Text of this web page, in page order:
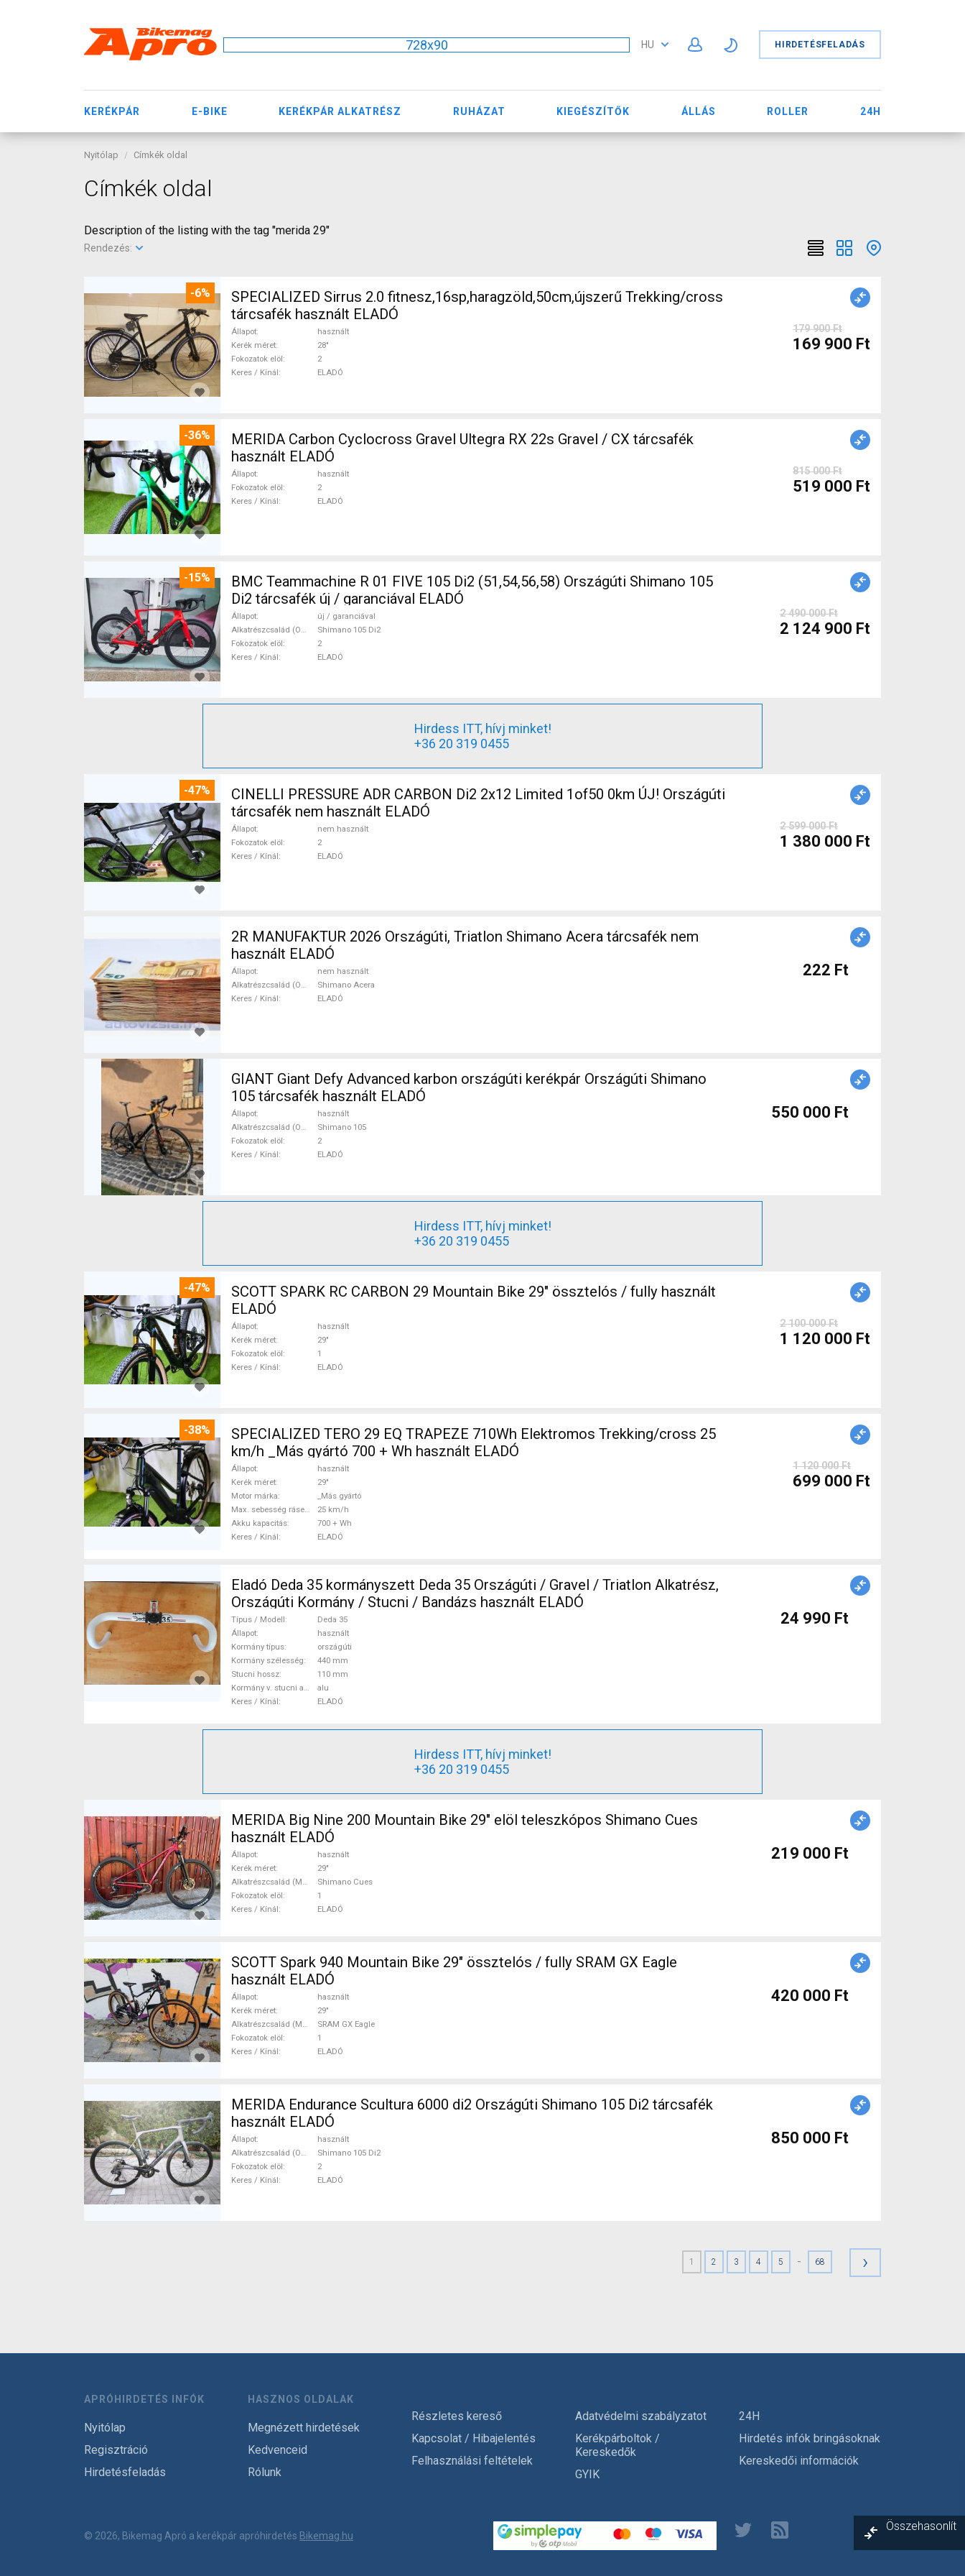
728x90 HU HIRDETÉSFELADÁS
KERÉKPÁR E-BIKE KERÉKPÁR ALKATRÉSZ RUHÁZAT KIEGÉSZÍTŐK ÁLLÁS ROLLER 24H
Nyitólap Címkék oldal
Címkék oldal
Description of the listing with the tag "merida 29"
Rendezés:
-6%
SPECIALIZED Sirrus 2.0 fitnesz,16sp,haragzöld,50cm,újszerű Trekking/cross
tárcsafék használt ELADÓ
Állapot
használt
Kerék méret
28"
Fokozatok elöl
2
Keres / Kínál
ELADÓ
179 900 Ft
169 900 Ft
-36%
MERIDA Carbon Cyclocross Gravel Ultegra RX 22s Gravel / CX tárcsafék
használt ELADÓ
Állapot
használt
Fokozatok elöl
2
Keres / Kínál
ELADÓ
815 000 Ft
519 000 Ft
-15%
BMC Teammachine R 01 FIVE 105 Di2 (51,54,56,58) Országúti Shimano 105
Di2 tárcsafék új / garanciával ELADÓ
Állapot
új / garanciával
Alkatrészcsalád (Outi)
Shimano 105 Di2
Fokozatok elöl
2
Keres / Kínál
ELADÓ
2 490 000 Ft
2 124 900 Ft
Hirdess ITT, hívj minket!
+36 20 319 0455
-47%
CINELLI PRESSURE ADR CARBON Di2 2x12 Limited 1of50 0km ÚJ! Országúti
tárcsafék nem használt ELADÓ
Állapot
nem használt
Fokozatok elöl
2
Keres / Kínál
ELADÓ
2 599 000 Ft
1 380 000 Ft
2R MANUFAKTUR 2026 Országúti, Triatlon Shimano Acera tárcsafék nem
használt ELADÓ
Állapot
nem használt
Alkatrészcsalád (Outi)
Shimano Acera
Keres / Kínál
ELADÓ
222 Ft
GIANT Giant Defy Advanced karbon országúti kerékpár Országúti Shimano
105 tárcsafék használt ELADÓ
Állapot
használt
Alkatrészcsalád (Outi)
Shimano 105
Fokozatok elöl
2
Keres / Kínál
ELADÓ
550 000 Ft
Hirdess ITT, hívj minket!
+36 20 319 0455
-47%
SCOTT SPARK RC CARBON 29 Mountain Bike 29" össztelós / fully használt
ELADÓ
Állapot
használt
Kerék méret
29"
Fokozatok elöl
1
Keres / Kínál
ELADÓ
2 100 000 Ft
1 120 000 Ft
-38%
SPECIALIZED TERO 29 EQ TRAPEZE 710Wh Elektromos Trekking/cross 25
km/h _Más gyártó 700 + Wh használt ELADÓ
Állapot
használt
Kerék méret
29"
Motor márka
_Más gyártó
Max. sebesség rásegítéssel
25 km/h
Akku kapacitás
700 + Wh
Keres / Kínál
ELADÓ
1 120 000 Ft
699 000 Ft
Eladó Deda 35 kormányszett Deda 35 Országúti / Gravel / Triatlon Alkatrész,
Országúti Kormány / Stucni / Bandázs használt ELADÓ
Típus / Modell
Deda 35
Állapot
használt
Kormány típus
országúti
Kormány szélesség
440 mm
Stucni hossz
110 mm
Kormány v. stucni anyaga
alu
Keres / Kínál
ELADÓ
24 990 Ft
Hirdess ITT, hívj minket!
+36 20 319 0455
MERIDA Big Nine 200 Mountain Bike 29" elöl teleszkópos Shimano Cues
használt ELADÓ
Állapot
használt
Kerék méret
29"
Alkatrészcsalád (MTB)
Shimano Cues
Fokozatok elöl
1
Keres / Kínál
ELADÓ
219 000 Ft
SCOTT Spark 940 Mountain Bike 29" össztelós / fully SRAM GX Eagle
használt ELADÓ
Állapot
használt
Kerék méret
29"
Alkatrészcsalád (MTB)
SRAM GX Eagle
Fokozatok elöl
1
Keres / Kínál
ELADÓ
420 000 Ft
MERIDA Endurance Scultura 6000 di2 Országúti Shimano 105 Di2 tárcsafék
használt ELADÓ
Állapot
használt
Alkatrészcsalád (Outi)
Shimano 105 Di2
Fokozatok elöl
2
Keres / Kínál
ELADÓ
850 000 Ft
1 2 3 4 5 - 68 ›
APRÓHIRDETÉS INFÓK
Nyitólap
Regisztráció
Hirdetésfeladás
HASZNOS OLDALAK
Megnézett hirdetések
Kedvenceid
Rólunk
Részletes kereső
Kapcsolat / Hibajelentés
Felhasználási feltételek
Adatvédelmi szabályzatot
Kerékpárboltok /
Kereskedők
GYIK
24H
Hirdetés infók bringásoknak
Kereskedői információk
© 2026, Bikemag Apró a kerékpár apróhirdetés Bikemag.hu
Összehasonlít